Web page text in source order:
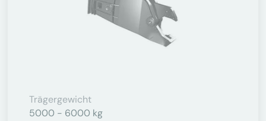
Trägergewicht
5000 - 6000 kg